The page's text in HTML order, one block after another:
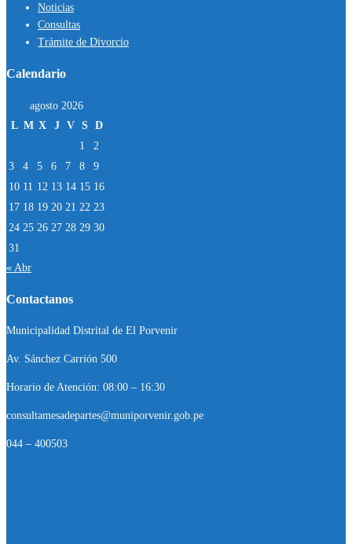
Noticias
Consultas
Trámite de Divorcio
Calendario
agosto 2026
L M X J V S D
1
2
3
4 5 6 7 8
9
10 11 12 13 14 15 16
17 18 19 20 21 22 23
24 25 26 27 28 29 30
31
« Abr
Contactanos
Municipalidad Distrital de El Porvenir
Av. Sánchez Carrión 500
Horario de Atención: 08:00 – 16:30
consultamesadepartes@muniporvenir.gob.pe
044 – 400503